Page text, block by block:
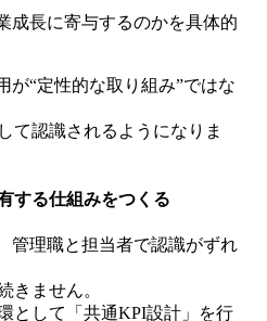
成長に寄与するのかを具体的
が“定性的な取り組み”ではな
て認識されるようになりま
する仕組みをつくる
管理職と担当者で認識がずれ
きません。
として「共通KPI設計」を行